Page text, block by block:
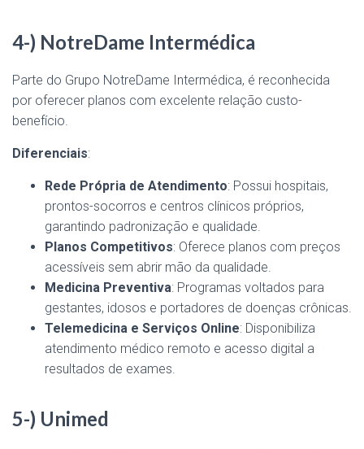
4-) NotreDame Intermédica
Parte do Grupo NotreDame Intermédica, é reconhecida
por oferecer planos com excelente relação custo-
benefício.
Diferenciais:
Rede Própria de Atendimento: Possui hospitais,
prontos-socorros e centros clínicos próprios,
garantindo padronização e qualidade.
Planos Competitivos: Oferece planos com preços
acessíveis sem abrir mão da qualidade.
Medicina Preventiva: Programas voltados para
gestantes, idosos e portadores de doenças crônicas.
Telemedicina e Serviços Online: Disponibiliza
atendimento médico remoto e acesso digital a
resultados de exames.
5-) Unimed